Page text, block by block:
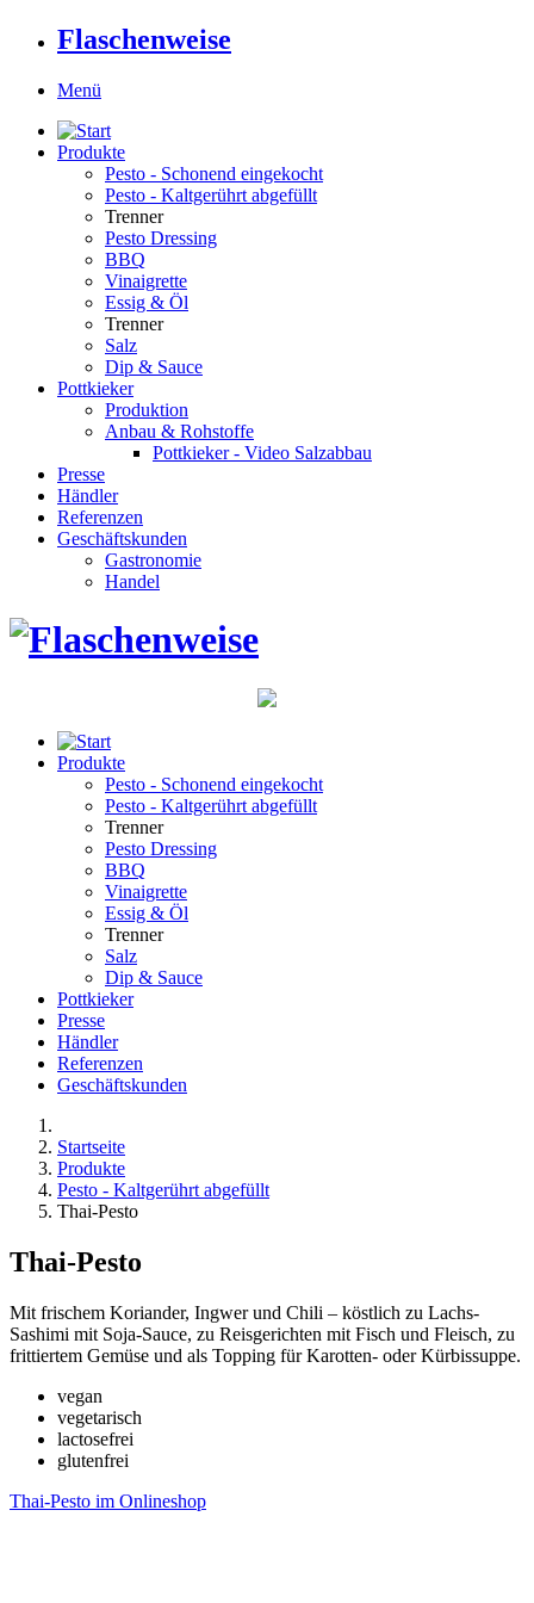
Flaschenweise
Menü
Produkte
Pesto - Schonend eingekocht
Pesto - Kaltgerührt abgefüllt
Trenner
Pesto Dressing
BBQ
Vinaigrette
Essig & Öl
Trenner
Salz
Dip & Sauce
Pottkieker
Produktion
Anbau & Rohstoffe
Pottkieker - Video Salzabbau
Presse
Händler
Referenzen
Geschäftskunden
Gastronomie
Handel
Produkte
Pesto - Schonend eingekocht
Pesto - Kaltgerührt abgefüllt
Trenner
Pesto Dressing
BBQ
Vinaigrette
Essig & Öl
Trenner
Salz
Dip & Sauce
Pottkieker
Presse
Händler
Referenzen
Geschäftskunden
Startseite
Produkte
Pesto - Kaltgerührt abgefüllt
Thai-Pesto
Thai-Pesto
Mit frischem Koriander, Ingwer und Chili – köstlich zu Lachs-
Sashimi mit Soja-Sauce, zu Reisgerichten mit Fisch und Fleisch, zu
frittiertem Gemüse und als Topping für Karotten- oder Kürbissuppe.
vegan
vegetarisch
lactosefrei
glutenfrei
Thai-Pesto im Onlineshop